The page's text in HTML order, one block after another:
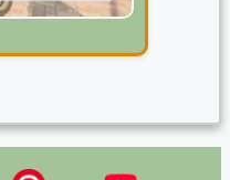
らし運転ツーリング